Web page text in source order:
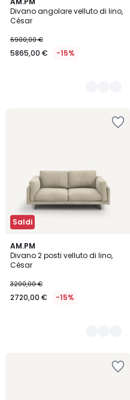
Divano angolare velluto di lino,
César
6900,00 €
5865,00 € -15%
5
Colori
Saldi
AM.PM
Divano 2 posti velluto di lino,
César
3200,00 €
2720,00 € -15%
5
Colori